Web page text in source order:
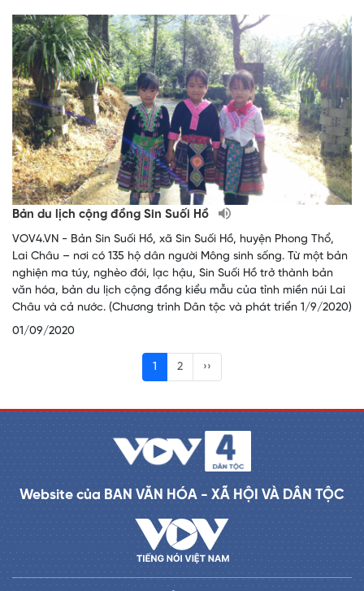
Bản du lịch cộng đồng Sin Suối Hồ
VOV4.VN - Bản Sin Suối Hồ, xã Sin Suối Hồ, huyện Phong Thổ,
Lai Châu – nơi có 135 hộ dân người Mông sinh sống. Từ một bản
nghiện ma túy, nghèo đói, lạc hậu, Sin Suối Hồ trở thành bản
văn hóa, bản du lịch cộng đồng kiểu mẫu của tỉnh miền núi Lai
Châu và cả nước. (Chương trình Dân tộc và phát triển 1/9/2020)
01/09/2020
1 2 ››
Website của BAN VĂN HÓA - XÃ HỘI VÀ DÂN TỘC